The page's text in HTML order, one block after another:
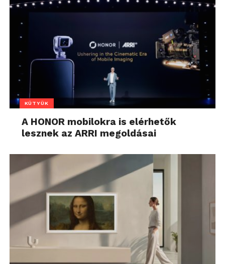
KÜTYÜK
A HONOR mobilokra is elérhetők
lesznek az ARRI megoldásai